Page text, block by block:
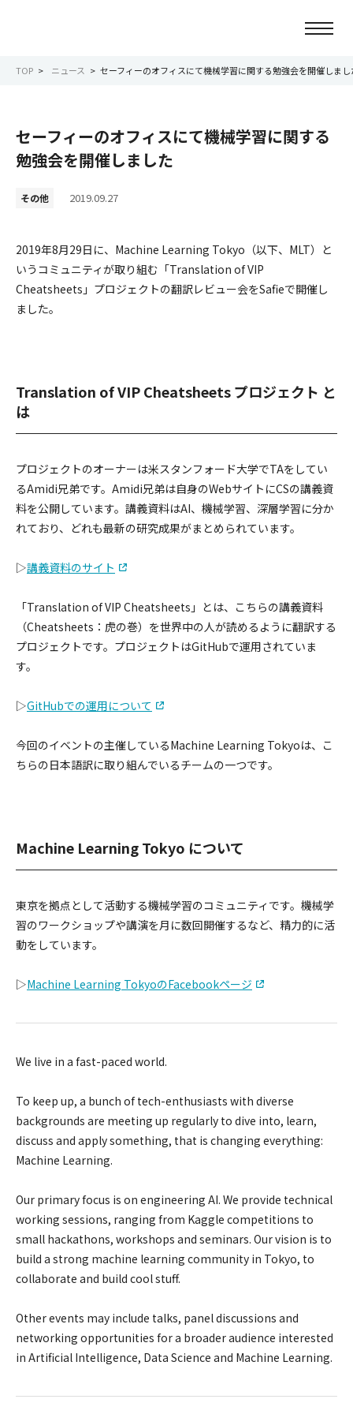
会社情報
サステナビリティ
IR情報
TOP ニュース セーフィーのオフィスにて機械学習に関する勉強会を開催しまし
セーフィーのオフィスにて機械学習に関する
勉強会を開催しました
その他 2019.09.27
2019年8月29日に、Machine Learning Tokyo（以下、MLT）と
いうコミュニティが取り組む「Translation of VIP
Cheatsheets」プロジェクトの翻訳レビュー会をSafieで開催し
ました。
Translation of VIP Cheatsheets プロジェクト と
は
プロジェクトのオーナーは米スタンフォード大学でTAをしてい
るAmidi兄弟です。Amidi兄弟は自身のWebサイトにCSの講義資
料を公開しています。講義資料はAI、機械学習、深層学習に分か
れており、どれも最新の研究成果がまとめられています。
▷講義資料のサイト
「Translation of VIP Cheatsheets」とは、こちらの講義資料
（Cheatsheets：虎の巻）を世界中の人が読めるように翻訳する
プロジェクトです。プロジェクトはGitHubで運用されていま
す。
▷GitHubでの運用について
今回のイベントの主催しているMachine Learning Tokyoは、こ
ちらの日本語訳に取り組んでいるチームの一つです。
Machine Learning Tokyo について
東京を拠点として活動する機械学習のコミュニティです。機械学
習のワークショップや講演を月に数回開催するなど、精力的に活
動をしています。
▷Machine Learning TokyoのFacebookページ
We live in a fast-paced world.
To keep up, a bunch of tech-enthusiasts with diverse
backgrounds are meeting up regularly to dive into, learn,
discuss and apply something, that is changing everything:
Machine Learning.
Our primary focus is on engineering AI. We provide technical
working sessions, ranging from Kaggle competitions to
small hackathons, workshops and seminars. Our vision is to
build a strong machine learning community in Tokyo, to
collaborate and build cool stuff.
Other events may include talks, panel discussions and
networking opportunities for a broader audience interested
in Artificial Intelligence, Data Science and Machine Learning.